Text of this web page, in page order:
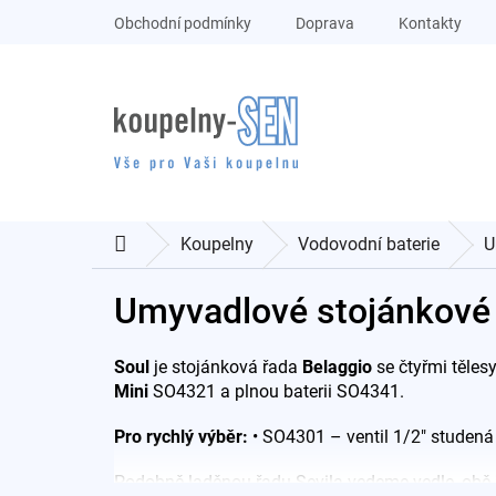
Obchodní podmínky Doprava Kontakty
DomůKoupelny Vodovodní baterie
Umyvadlové stojánkové
Soul je stojánková řada Belaggio se čtyřmi
Mini SO4321 a plnou baterii SO4341.
Pro rychlý výběr: • SO4301 – ventil 1/2"
Podobně laděnou řadu Sevila vedeme vedle, obě